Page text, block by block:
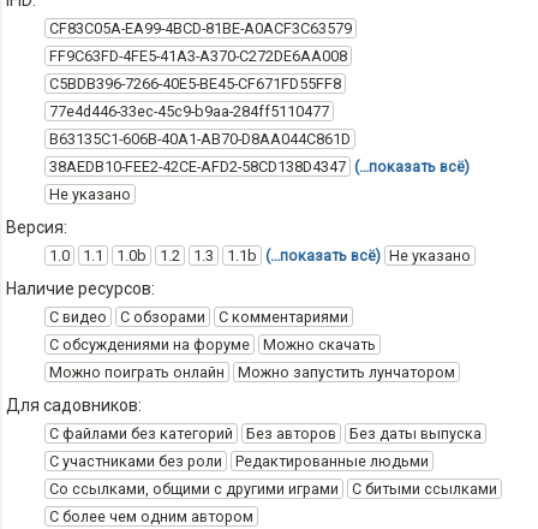
CF83C05A-EA99-4BCD-81BE-A0ACF3C63579
FF9C63FD-4FE5-41A3-A370-C272DE6AA008
C5BDB396-7266-40E5-BE45-CF671FD55FF8
77e4d446-33ec-45c9-b9aa-284ff5110477
B63135C1-606B-40A1-AB70-D8AA044C861D
38AEDB10-FEE2-42CE-AFD2-58CD138D4347 (…показать всё)
Не указано
Версия:
1.0 1.1 1.0b 1.2 1.3 1.1b (…показать всё) Не указано
Наличие ресурсов:
С видео С обзорами
С комментариями
С обсуждениями на форуме
Можно скачать
Можно поиграть онлайн
Можно запустить лунчатором
Для садовников:
С файлами без категорий Без авторов
Без даты выпуска
С участниками без роли
Редактированные людьми
Со ссылками, общими с другими играми
С битыми ссылками
С более чем одним автором